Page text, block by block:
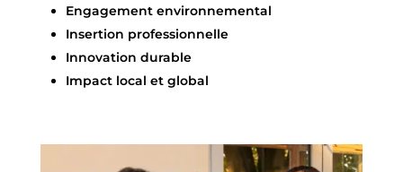
Engagement environnemental
Insertion professionnelle
Innovation durable
Impact local et global